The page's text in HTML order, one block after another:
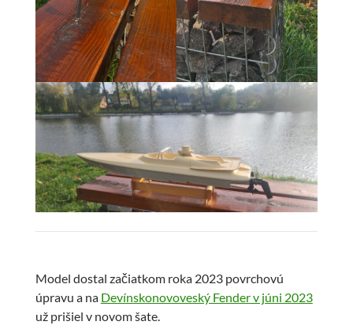
Model dostal začiatkom roka 2023 povrchovú
úpravu a na Devínskonovoveský Fender v júni 2023
už prišiel v novom šate.